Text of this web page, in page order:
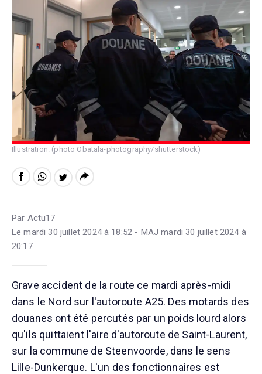
Illustration. (photo Obatala-photography/shutterstock)
Par Actu17
Le mardi 30 juillet 2024 à 18:52 - MAJ mardi 30 juillet 2024 à
20:17
Grave accident de la route ce mardi après-midi
dans le Nord sur l'autoroute A25. Des motards des
douanes ont été percutés par un poids lourd alors
qu'ils quittaient l'aire d'autoroute de Saint-Laurent,
sur la commune de Steenvoorde, dans le sens
Lille-Dunkerque. L'un des fonctionnaires est